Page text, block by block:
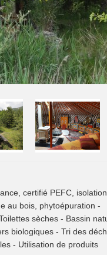
certifié PEFC, isolation
au bois, phytoépuration -
sèches - Bassin
biologiques - Tri des
- Utilisation de produits